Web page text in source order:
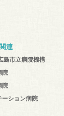
連
島市立病院機構
院
院
ーション病院